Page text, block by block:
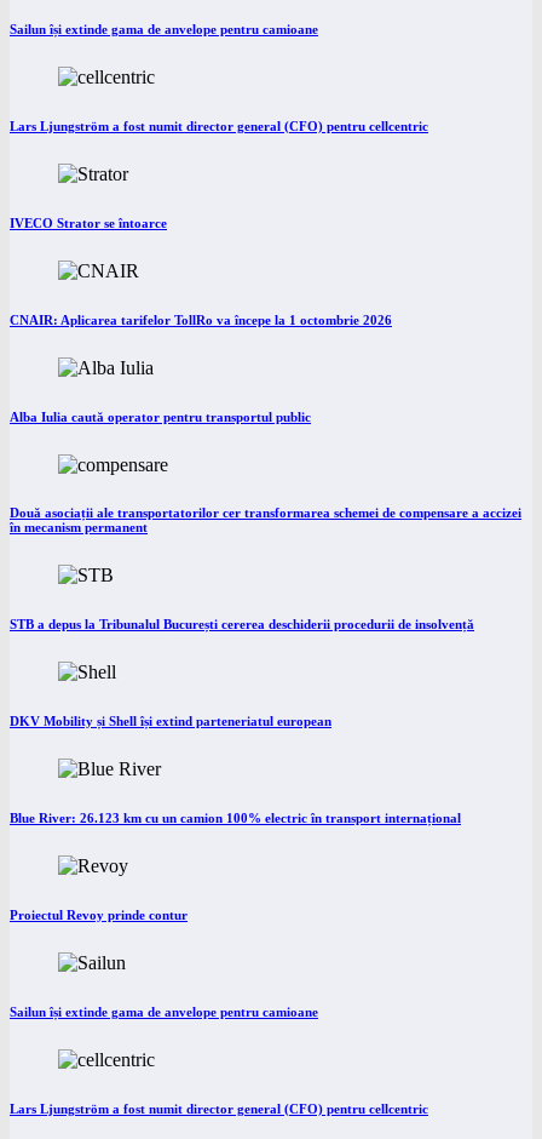
Sailun își extinde gama de anvelope pentru camioane
Lars Ljungström a fost numit director general (CFO) pentru cellcentric
IVECO Strator se întoarce
CNAIR: Aplicarea tarifelor TollRo va începe la 1 octombrie 2026
Alba Iulia caută operator pentru transportul public
Două asociații ale transportatorilor cer transformarea schemei de compensare a accizei
în mecanism permanent
STB a depus la Tribunalul București cererea deschiderii procedurii de insolvență
DKV Mobility și Shell își extind parteneriatul european
Blue River: 26.123 km cu un camion 100% electric în transport internațional
Proiectul Revoy prinde contur
Sailun își extinde gama de anvelope pentru camioane
Lars Ljungström a fost numit director general (CFO) pentru cellcentric